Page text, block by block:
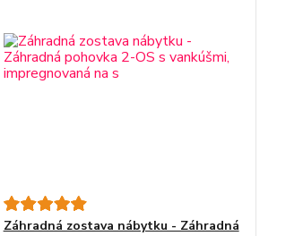
Záhradná zostava nábytku - Záhradná